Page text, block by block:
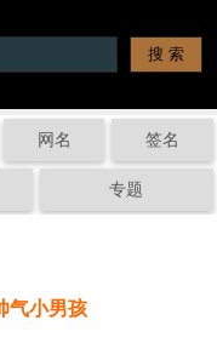
网名 签名
专题
气小男孩